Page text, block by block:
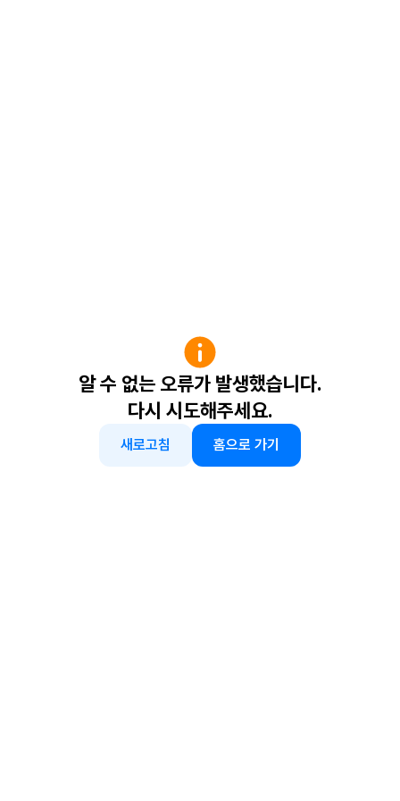
알 수 없는 오류가 발생했습니다.
다시 시도해주세요.
새로고침 홈으로 가기